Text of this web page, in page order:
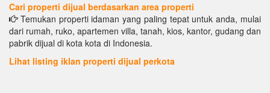
Cari properti dijual berdasarkan area properti
Temukan properti idaman yang paling tepat untuk anda, mulai
dari rumah, ruko, apartemen villa, tanah, kios, kantor, gudang dan
pabrik dijual di kota kota di Indonesia.
Lihat listing iklan properti dijual perkota